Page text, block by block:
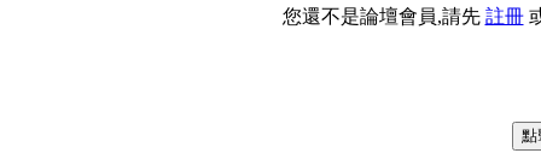
您還不是論壇會員,請先 註冊